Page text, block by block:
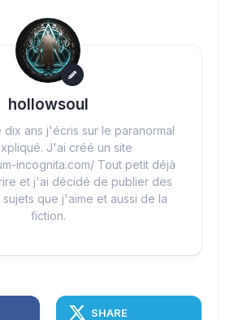
hollowsoul
dix ans j'écris sur le paranormal
J'ai créé un site
incognita.com/ Tout petit déjà
et j'ai décidé de publier des
que j'aime et aussi de la
fiction.
SHARE